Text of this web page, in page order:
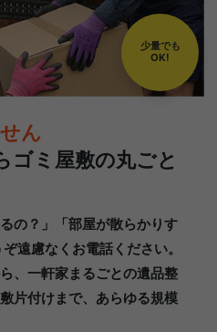
少量でも
OK!
ん
ゴミ屋敷の丸ごと
の？」「部屋が散らかりす
遠慮なくお電話ください。
、一軒家まるごとの遺品整
片付けまで、あらゆる規模